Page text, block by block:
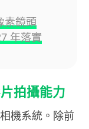
素鏡頭
年落實
拍攝能力
機系統。除前